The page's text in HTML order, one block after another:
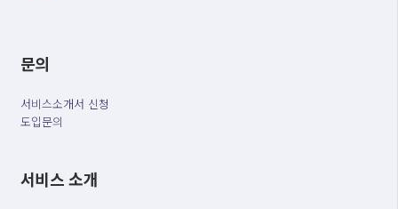
문의
서비스소개서 신청
도입문의
서비스 소개